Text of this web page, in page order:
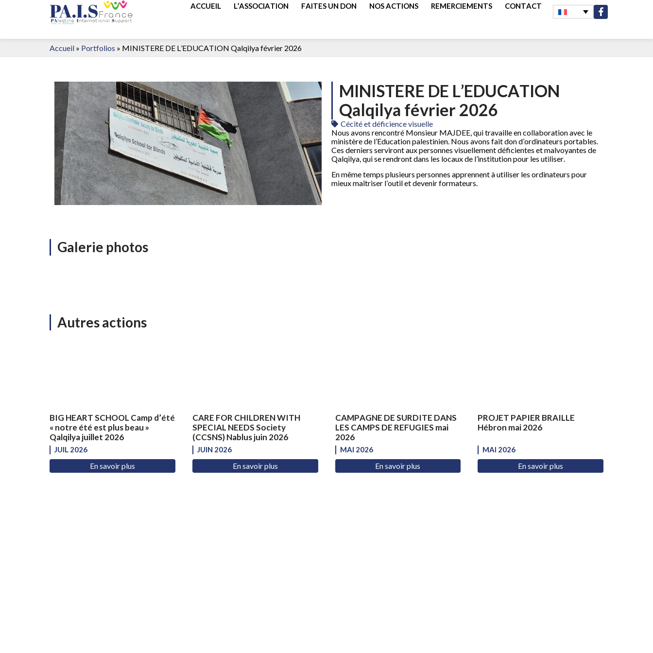
ACCUEIL L’ASSOCIATION FAITES UN DON NOS ACTIONS REMERCIEMENTS CONTACT
Accueil » Portfolios » MINISTERE DE L’EDUCATION Qalqilya février 2026
MINISTERE DE L’EDUCATION
Qalqilya février 2026
Cécité et déficience visuelle
Nous avons rencontré Monsieur MAJDEE, qui travaille en collaboration avec le
ministère de l’Education palestinien. Nous avons fait don d’ordinateurs portables.
Ces derniers serviront aux personnes visuellement déficientes et malvoyantes de
Qalqilya, qui se rendront dans les locaux de l’institution pour les utiliser.
En même temps plusieurs personnes apprennent à utiliser les ordinateurs pour
mieux maîtriser l’outil et devenir formateurs.
Galerie photos
Autres actions
BIG HEART SCHOOL Camp d’été
« notre été est plus beau »
Qalqilya juillet 2026
JUIL 2026
En savoir plus
CARE FOR CHILDREN WITH
SPECIAL NEEDS Society
(CCSNS) Nablus juin 2026
JUIN 2026
En savoir plus
CAMPAGNE DE SURDITE DANS
LES CAMPS DE REFUGIES mai
2026
MAI 2026
En savoir plus
PROJET PAPIER BRAILLE
Hébron mai 2026
MAI 2026
En savoir plus